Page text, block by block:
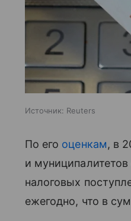
Источник: Reuters
По его оценкам, в
и
налоговых
ежегодно, что в